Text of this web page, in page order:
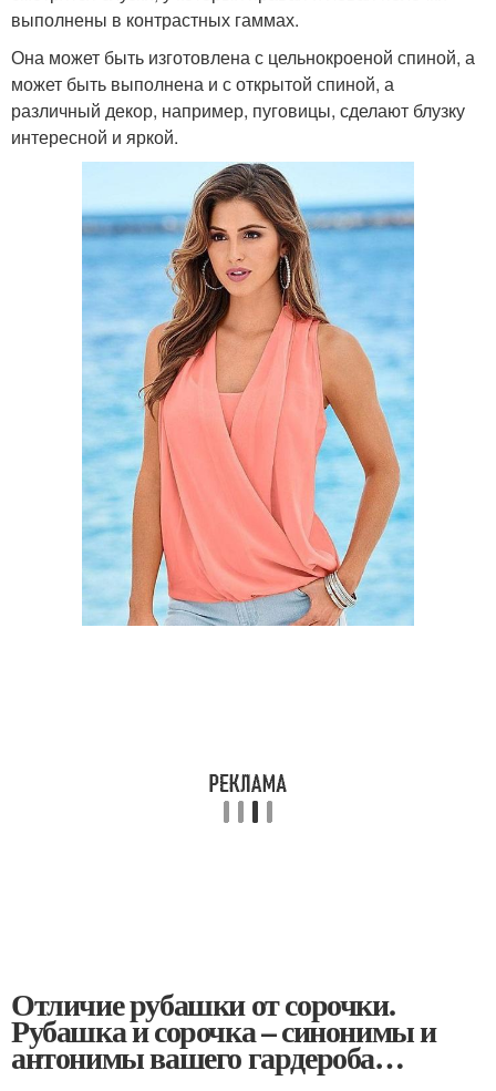
выполнены в контрастных гаммах.
Она может быть изготовлена с цельнокроеной спиной, а
может быть выполнена и с открытой спиной, а
различный декор, например, пуговицы, сделают блузку
интересной и яркой.
Отличие рубашки от сорочки.
Рубашка и сорочка – синонимы и
антонимы вашего гардероба…